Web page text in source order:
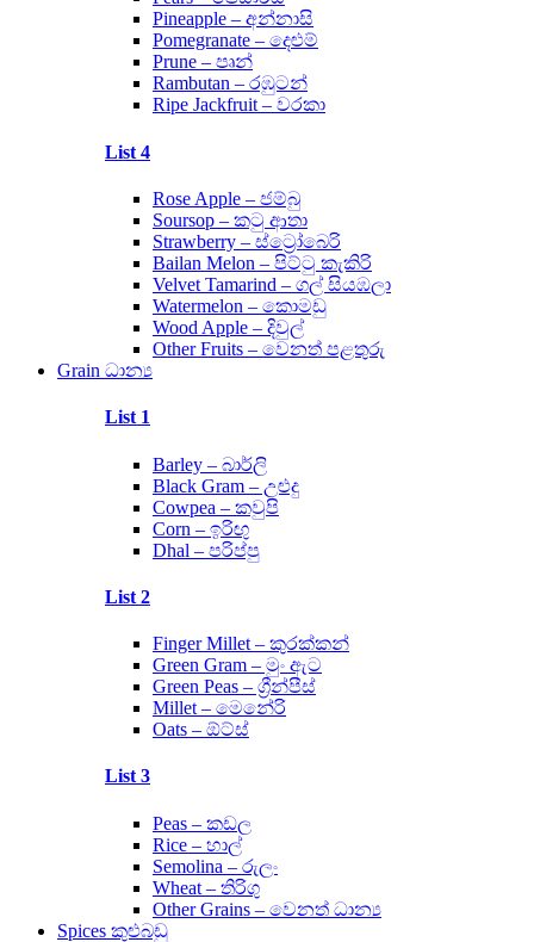
Pineapple – අන්නාසි
Pomegranate – දෙළුම්
Prune – පෘන්
Rambutan – රඹුටන්
Ripe Jackfruit – වරකා
List 4
Rose Apple – ජම්බු
Soursop – කටු ආතා
Strawberry – ස්ට්‍රෝබෙරි
Bailan Melon – පිට්ටු කැකිරි
Velvet Tamarind – ගල් සියඹලා
Watermelon – කොමඩු
Wood Apple – දිවුල්
Other Fruits – වෙනත් පළතුරු
Grain ධාන්‍ය
List 1
Barley – බාර්ලි
Black Gram – උළුදු
Cowpea – කවුපි
Corn – ඉරිඟු
Dhal – පරිප්පු
List 2
Finger Millet – කුරක්කන්
Green Gram – මුං ඇට
Green Peas – ග්‍රීන්පීස්
Millet – මෙනේරි
Oats – ඕට්ස්
List 3
Peas – කඩල
Rice – හාල්
Semolina – රුලං
Wheat – තිරිගු
Other Grains – වෙනත් ධාන්‍ය
Spices කුළුබඩු